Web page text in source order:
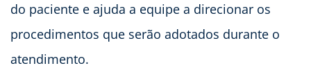
do paciente e ajuda a equipe a direcionar os
procedimentos que serão adotados durante o
atendimento.